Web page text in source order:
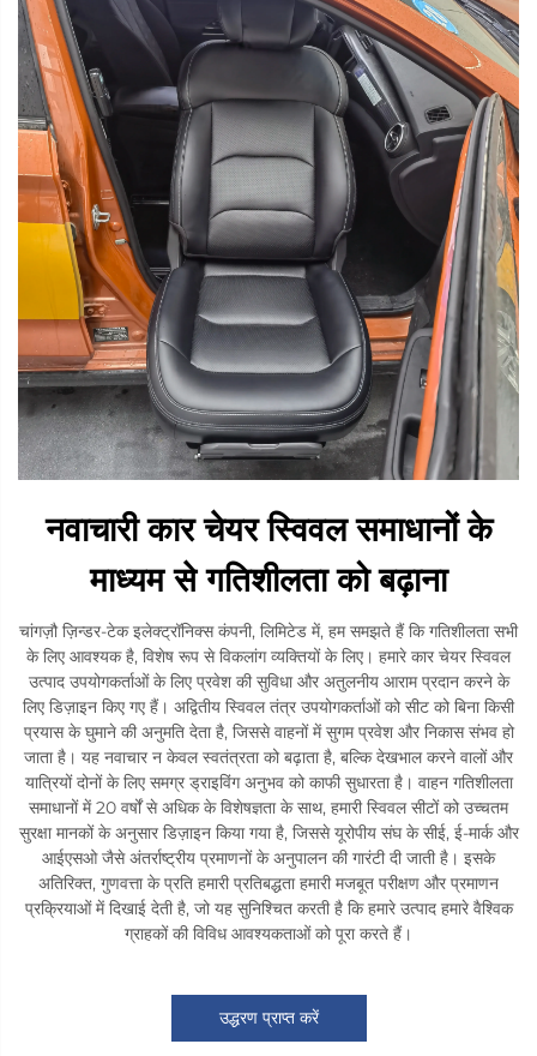
नवाचारी कार चेयर स्विवल समाधानों के
माध्यम से गतिशीलता को बढ़ाना
चांगज़ौ ज़िन्डर-टेक इलेक्ट्रॉनिक्स कंपनी, लिमिटेड में, हम समझते हैं कि गतिशीलता सभी
के लिए आवश्यक है, विशेष रूप से विकलांग व्यक्तियों के लिए। हमारे कार चेयर स्विवल
उत्पाद उपयोगकर्ताओं के लिए प्रवेश की सुविधा और अतुलनीय आराम प्रदान करने के
लिए डिज़ाइन किए गए हैं। अद्वितीय स्विवल तंत्र उपयोगकर्ताओं को सीट को बिना किसी
प्रयास के घुमाने की अनुमति देता है, जिससे वाहनों में सुगम प्रवेश और निकास संभव हो
जाता है। यह नवाचार न केवल स्वतंत्रता को बढ़ाता है, बल्कि देखभाल करने वालों और
यात्रियों दोनों के लिए समग्र ड्राइविंग अनुभव को काफी सुधारता है। वाहन गतिशीलता
समाधानों में 20 वर्षों से अधिक के विशेषज्ञता के साथ, हमारी स्विवल सीटों को उच्चतम
सुरक्षा मानकों के अनुसार डिज़ाइन किया गया है, जिससे यूरोपीय संघ के सीई, ई-मार्क और
आईएसओ जैसे अंतर्राष्ट्रीय प्रमाणनों के अनुपालन की गारंटी दी जाती है। इसके
अतिरिक्त, गुणवत्ता के प्रति हमारी प्रतिबद्धता हमारी मजबूत परीक्षण और प्रमाणन
प्रक्रियाओं में दिखाई देती है, जो यह सुनिश्चित करती है कि हमारे उत्पाद हमारे वैश्विक
ग्राहकों की विविध आवश्यकताओं को पूरा करते हैं।
उद्धरण प्राप्त करें